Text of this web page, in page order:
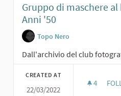
Gruppo di maschere
Anni '50
Topo Nero
Dall'archivio del club
CREATED AT
22/03/2022
4 4